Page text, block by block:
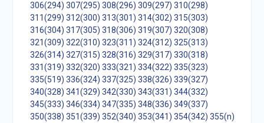
306(294) 307(295) 308(296) 309(297) 310(298)
311(299) 312(300) 313(301) 314(302) 315(303)
316(304) 317(305) 318(306) 319(307) 320(308)
321(309) 322(310) 323(311) 324(312) 325(313)
326(314) 327(315) 328(316) 329(317) 330(318)
331(319) 332(320) 333(321) 334(322) 335(323)
335(519) 336(324) 337(325) 338(326) 339(327)
340(328) 341(329) 342(330) 343(331) 344(332)
345(333) 346(334) 347(335) 348(336) 349(337)
350(338) 351(339) 352(340) 353(341) 354(342) 355(n)